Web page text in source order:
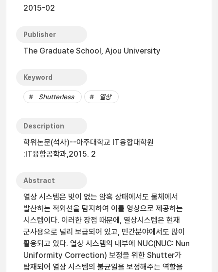
2015-02
Publisher
The Graduate School, Ajou University
Keyword
Shutterless 열상
Description
학위논문(석사)--아주대학교 IT융합대학원
:IT융합공학과,2015. 2
Abstract
열상 시스템은 빛이 없는 암흑 상태에서도 물체에서
발산하는 적외선을 탐지하여 이를 영상으로 제공하는
시스템이다. 이러한 장점 때문에, 열상시스템은 현재
군사용으로 널리 보급되어 있고, 민간분야에서도 많이
활용되고 있다. 열상 시스템의 내부에 NUC(NUC: Nun
Uniformity Correction) 보정을 위한 Shutter가
탑재되어 열상 시스템의 불균일을 보정해주는 역할을